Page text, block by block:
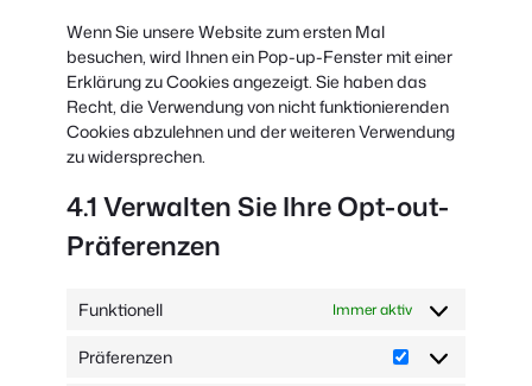
Wenn Sie unsere Website zum ersten Mal
besuchen, wird Ihnen ein Pop-up-Fenster mit einer
Erklärung zu Cookies angezeigt. Sie haben das
Recht, die Verwendung von nicht funktionierenden
Cookies abzulehnen und der weiteren Verwendung
zu widersprechen.
4.1 Verwalten Sie Ihre Opt-out-
Präferenzen
Funktionell Immer aktiv
Präferenzen Präferenzen